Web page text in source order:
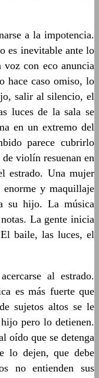
a la impotencia.
es inevitable ante lo
con eco anuncia
hace caso omiso, lo
salir al silencio, el
luces de la sala se
en un extremo del
parece cubrirlo
violín resuenan en
estrado. Una mujer
enorme y maquillaje
su hijo. La música
La gente inicia
baile, las luces, el
al estrado.
es más fuerte que
sujetos altos se le
pero lo detienen.
oído que se detenga
lo dejen, que debe
no entienden sus